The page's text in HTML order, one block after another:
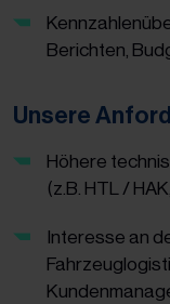
Berichten,
Unsere
Höhere
(z.B. HTL /
Interesse an